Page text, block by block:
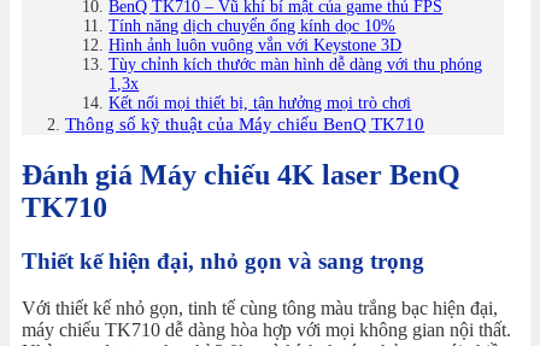
BenQ TK710 – Vũ khí bí mật của game thủ FPS
Tính năng dịch chuyển ống kính dọc 10%
Hình ảnh luôn vuông vắn với Keystone 3D
Tùy chỉnh kích thước màn hình dễ dàng với thu phóng
1,3x
Kết nối mọi thiết bị, tận hưởng mọi trò chơi
Thông số kỹ thuật của Máy chiếu BenQ TK710
Đánh giá Máy chiếu 4K laser BenQ
TK710
Thiết kế hiện đại, nhỏ gọn và sang trọng
Với thiết kế nhỏ gọn, tinh tế cùng tông màu trắng bạc hiện đại,
máy chiếu TK710 dễ dàng hòa hợp với mọi không gian nội thất.